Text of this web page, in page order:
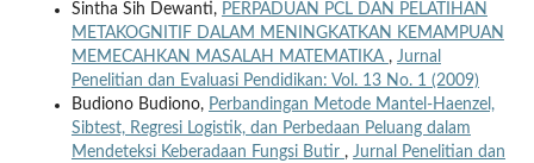
Sintha Sih Dewanti, PERPADUAN PCL DAN PELATIHAN
METAKOGNITIF DALAM MENINGKATKAN KEMAMPUAN
MEMECAHKAN MASALAH MATEMATIKA , Jurnal
Penelitian dan Evaluasi Pendidikan: Vol. 13 No. 1 (2009)
Budiono Budiono, Perbandingan Metode Mantel-Haenzel,
Sibtest, Regresi Logistik, dan Perbedaan Peluang dalam
Mendeteksi Keberadaan Fungsi Butir , Jurnal Penelitian dan